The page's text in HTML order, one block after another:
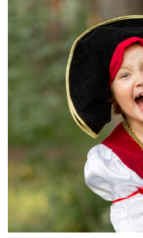
Kontakt
Make-up, dekorace na
DÁRKY A
Ptákoviny, žerty,
Originální dárky
ROZLUČKA SE
Balónky na rozlučku
Dekorace na rozlučku
Hry na rozlučku se
Šerpy na rozlučku
Rozlučka pánská
Trička
Korunky, čelenky a
Podvazky
Rozlučka dámská
Doplňky na rozlučku
DALŠÍ KATEGORIE